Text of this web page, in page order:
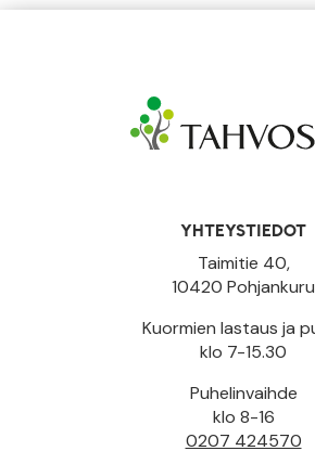
YHTEYSTIEDOT
Taimitie 40,
10420 Pohjankuru
Kuormien lastaus ja
klo 7-15.30
Puhelinvaihde
klo 8-16
0207 424570